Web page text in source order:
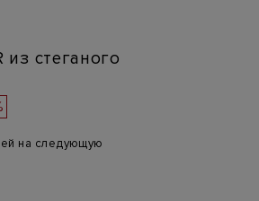
стеганого
на следующую